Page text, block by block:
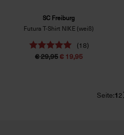
SC Freiburg
Futura T-Shirt NIKE (weiß)
(18)
€ 29,95€ 19,95
Seite:12